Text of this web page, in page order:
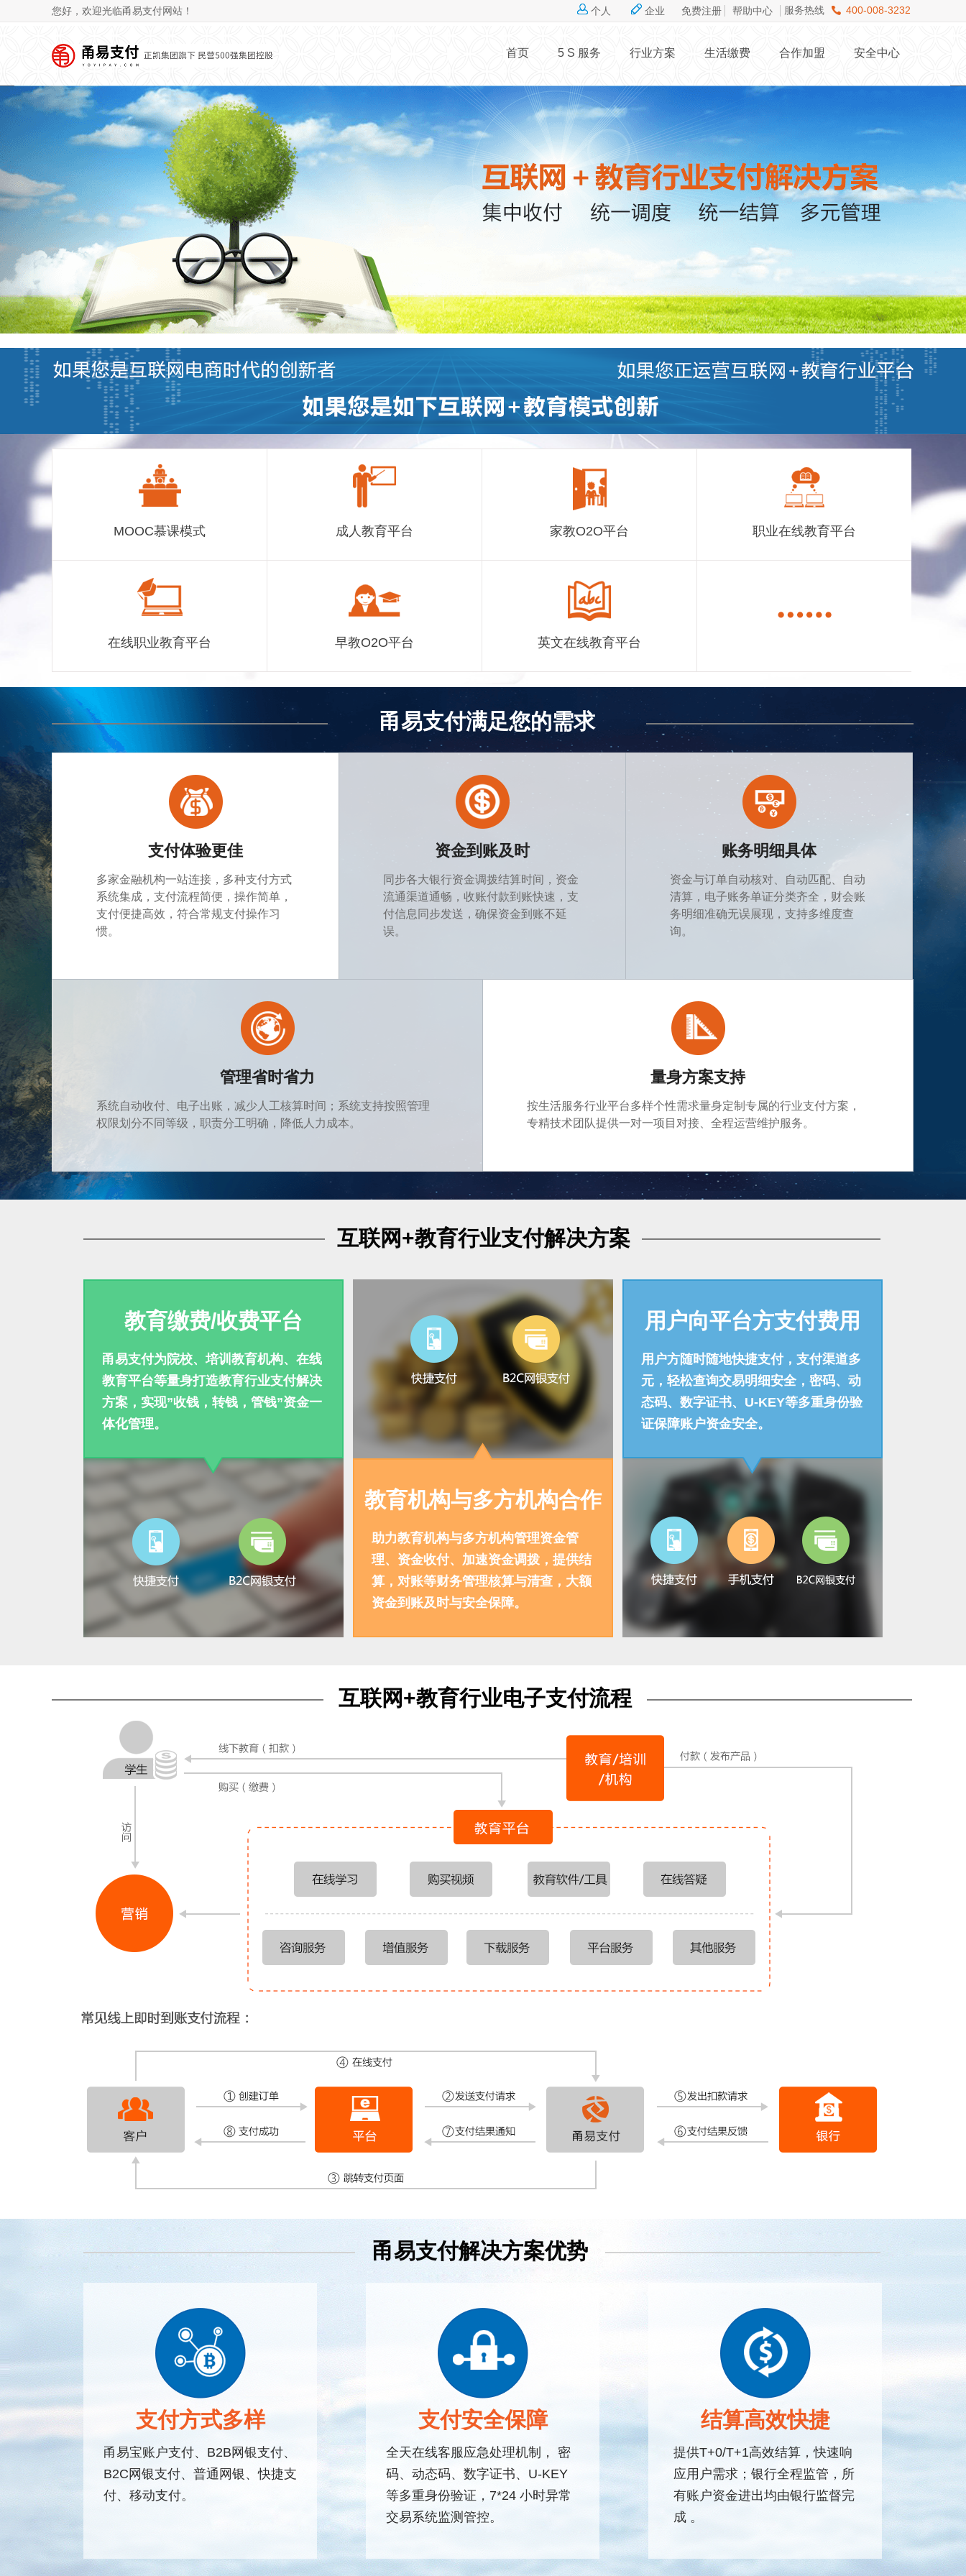
您好，欢迎光临甬易支付网站！ 免费注册 帮助中心 服务热线 400-008-3232
个人 企业
首页 5 S 服务 行业方案 生活缴费 合作加盟 安全中心
MOOC慕课模式 成人教育平台 家教O2O平台 职业在线教育平台
在线职业教育平台 早教O2O平台 英文在线教育平台
甬易支付满足您的需求
支付体验更佳
多家金融机构一站连接，多种支付方式
系统集成，支付流程简便，操作简单，
支付便捷高效，符合常规支付操作习
惯。
资金到账及时
同步各大银行资金调拨结算时间，资金
流通渠道通畅，收账付款到账快速，支
付信息同步发送，确保资金到账不延
误。
账务明细具体
资金与订单自动核对、自动匹配、自动
清算，电子账务单证分类齐全，财会账
务明细准确无误展现，支持多维度查
询。
管理省时省力
系统自动收付、电子出账，减少人工核算时间；系统支持按照管理
权限划分不同等级，职责分工明确，降低人力成本。
量身方案支持
按生活服务行业平台多样个性需求量身定制专属的行业支付方案，
专精技术团队提供一对一项目对接、全程运营维护服务。
互联网+教育行业支付解决方案
教育缴费/收费平台
甬易支付为院校、培训教育机构、在线
教育平台等量身打造教育行业支付解决
方案，实现”收钱，转钱，管钱”资金一
体化管理。
教育机构与多方机构合作
助力教育机构与多方机构管理资金管
理、资金收付、加速资金调拨，提供结
算，对账等财务管理核算与清查，大额
资金到账及时与安全保障。
用户向平台方支付费用
用户方随时随地快捷支付，支付渠道多
元，轻松查询交易明细安全，密码、动
态码、数字证书、U-KEY等多重身份验
证保障账户资金安全。
互联网+教育行业电子支付流程
甬易支付解决方案优势
支付方式多样
甬易宝账户支付、B2B网银支付、
B2C网银支付、普通网银、快捷支
付、移动支付。
支付安全保障
全天在线客服应急处理机制， 密
码、动态码、数字证书、U-KEY
等多重身份验证，7*24 小时异常
交易系统监测管控。
结算高效快捷
提供T+0/T+1高效结算，快速响
应用户需求；银行全程监管，所
有账户资金进出均由银行监督完
成 。